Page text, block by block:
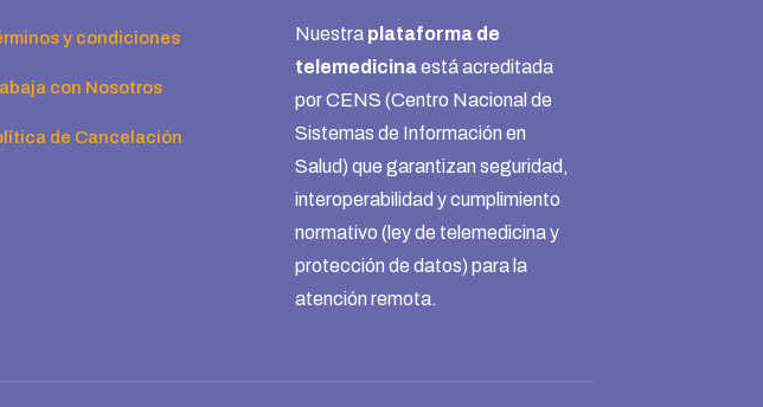
y condiciones
con Nosotros
de Cancelación
Nuestra plataforma de
telemedicinaestá acreditada
por CENS (Centro Nacional de
Sistemas de Información en
Salud) que garantizan seguridad,
interoperabilidad y cumplimiento
normativo (ley de telemedicina y
protección de datos) para la
atención remota.